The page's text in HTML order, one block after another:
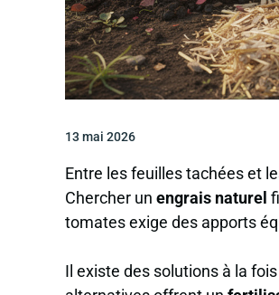
13 mai 2026
Entre les feuilles tachées et
Chercher un engrais naturel
tomates exige des apports
Il existe des solutions à la